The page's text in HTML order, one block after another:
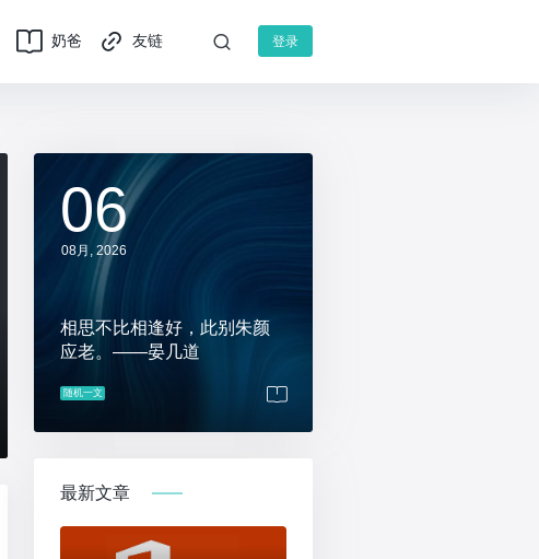
奶爸 友链 登录
06
08月, 2026
相思不比相逢好，此别朱颜
应老。——晏几道
随机一文
最新文章